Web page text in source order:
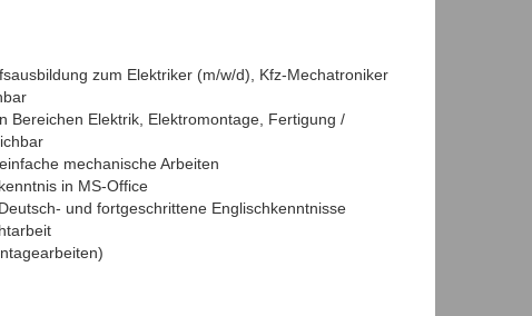
zum Elektriker (m/w/d), Kfz-Mechatroniker
Bereichen Elektrik, Elektromontage, Fertigung /
mechanische Arbeiten
in MS-Office
und fortgeschrittene Englischkenntnisse